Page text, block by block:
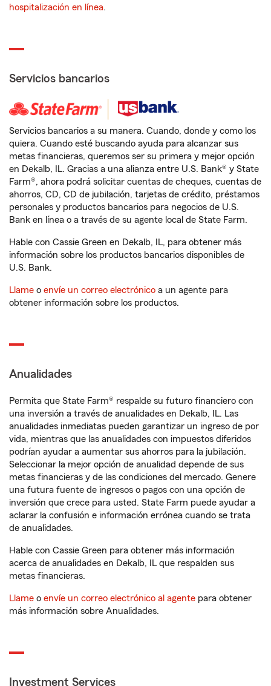
hospitalización en línea.
Servicios bancarios
Servicios bancarios a su manera. Cuando, donde y como los
quiera. Cuando esté buscando ayuda para alcanzar sus
metas financieras, queremos ser su primera y mejor opción
en Dekalb, IL. Gracias a una alianza entre U.S. Bank® y State
Farm®, ahora podrá solicitar cuentas de cheques, cuentas de
ahorros, CD, CD de jubilación, tarjetas de crédito, préstamos
personales y productos bancarios para negocios de U.S.
Bank en línea o a través de su agente local de State Farm.
Hable con Cassie Green en Dekalb, IL, para obtener más
información sobre los productos bancarios disponibles de
U.S. Bank.
Llame o envíe un correo electrónico a un agente para
obtener información sobre los productos.
Anualidades
Permita que State Farm® respalde su futuro financiero con
una inversión a través de anualidades en Dekalb, IL. Las
anualidades inmediatas pueden garantizar un ingreso de por
vida, mientras que las anualidades con impuestos diferidos
podrían ayudar a aumentar sus ahorros para la jubilación.
Seleccionar la mejor opción de anualidad depende de sus
metas financieras y de las condiciones del mercado. Genere
una futura fuente de ingresos o pagos con una opción de
inversión que crece para usted. State Farm puede ayudar a
aclarar la confusión e información errónea cuando se trata
de anualidades.
Hable con Cassie Green para obtener más información
acerca de anualidades en Dekalb, IL que respalden sus
metas financieras.
Llame o envíe un correo electrónico al agente para obtener
más información sobre Anualidades.
Investment Services